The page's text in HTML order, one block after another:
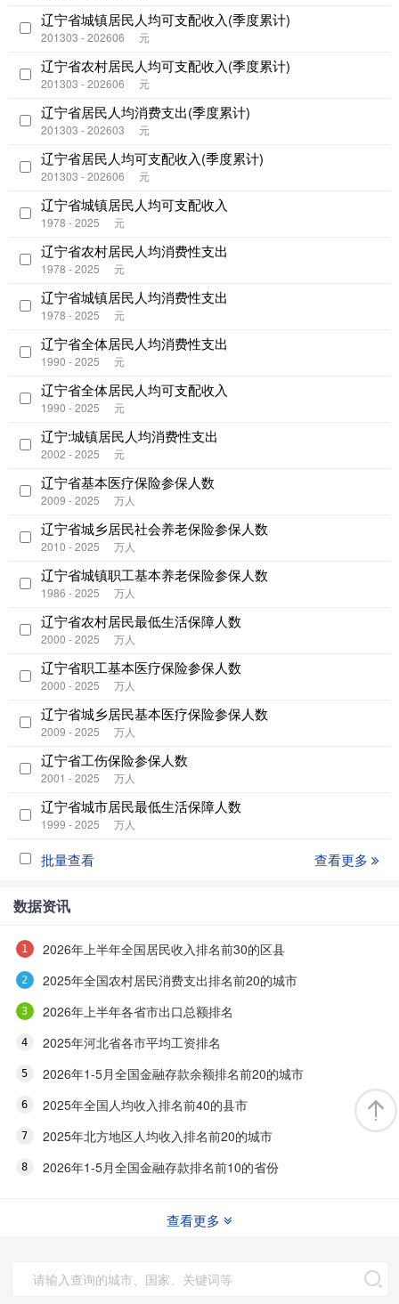
辽宁省城镇居民人均可支配收入(季度累计)
201303 - 202606 元
辽宁省农村居民人均可支配收入(季度累计)
201303 - 202606 元
辽宁省居民人均消费支出(季度累计)
201303 - 202603 元
辽宁省居民人均可支配收入(季度累计)
201303 - 202606 元
辽宁省城镇居民人均可支配收入
1978 - 2025 元
辽宁省农村居民人均消费性支出
1978 - 2025 元
辽宁省城镇居民人均消费性支出
1978 - 2025 元
辽宁省全体居民人均消费性支出
1990 - 2025 元
辽宁省全体居民人均可支配收入
1990 - 2025 元
辽宁:城镇居民人均消费性支出
2002 - 2025 元
辽宁省基本医疗保险参保人数
2009 - 2025 万人
辽宁省城乡居民社会养老保险参保人数
2010 - 2025 万人
辽宁省城镇职工基本养老保险参保人数
1986 - 2025 万人
辽宁省农村居民最低生活保障人数
2000 - 2025 万人
辽宁省职工基本医疗保险参保人数
2000 - 2025 万人
辽宁省城乡居民基本医疗保险参保人数
2009 - 2025 万人
辽宁省工伤保险参保人数
2001 - 2025 万人
辽宁省城市居民最低生活保障人数
1999 - 2025 万人
批量查看 查看更多
数据资讯
2026年上半年全国居民收入排名前30的区县
2025年全国农村居民消费支出排名前20的城市
2026年上半年各省市出口总额排名
2025年河北省各市平均工资排名
2026年1-5月全国金融存款余额排名前20的城市
2025年全国人均收入排名前40的县市
2025年北方地区人均收入排名前20的城市
2026年1-5月全国金融存款排名前10的省份
查看更多